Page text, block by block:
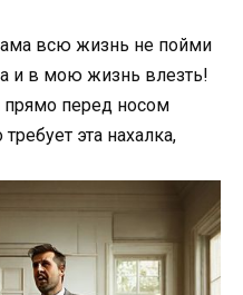
всю жизнь не пойми
и в мою жизнь влезть!
перед носом
эта нахалка,